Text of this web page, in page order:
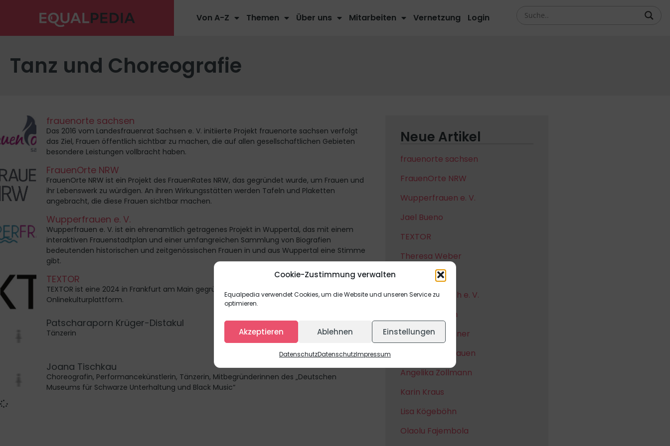
Cookie-Zustimmung verwalten
Equalpedia verwendet Cookies, um die Website und unseren Service zu
optimieren.
Akzeptieren Ablehnen Einstellungen
DatenschutzDatenschutzImpressum
Von A-Z Themen Über uns Mitarbeiten Vernetzung Login
Tanz und Choreografie
frauenorte sachsen
Das 2016 vom Landesfrauenrat Sachsen e. V. initiierte Projekt frauenorte sachsen verfolgt
das Ziel, Frauen öffentlich sichtbar zu machen, die auf allen gesellschaftlichen Gebieten
besondere Leistungen vollbracht haben.
FrauenOrte NRW
FrauenOrte NRW ist ein Projekt des FrauenRates NRW, das gegründet wurde, um Frauen und
ihr Lebenswerk zu würdigen. An ihren Wirkungsstätten werden Tafeln und Plaketten
angebracht, die diese Frauen sichtbar machen.
Wupperfrauen e. V.
Wupperfrauen e. V. ist ein ehrenamtlich getragenes Projekt in Wuppertal, das mit einem
interaktiven Frauenstadtplan und einer umfangreichen Sammlung von Biografien
bedeutenden historischen und zeitgenössischen Frauen in und aus Wuppertal eine Stimme
gibt.
TEXTOR
TEXTOR ist eine 2024 in Frankfurt am Main gegründete, unabhängige
Onlinekulturplattform.
Patscharaporn Krüger-Distakul
Tänzerin
Joana Tischkau
Choreografin, Performancekünstlerin, Tänzerin, Mitbegründerinnen des „Deutschen
Museums für Schwarze Unterhaltung und Black Music“
Neue Artikel
frauenorte sachsen
FrauenOrte NRW
Wupperfrauen e. V.
Jael Bueno
TEXTOR
Theresa Weber
Melina Borčak
Women in Tech e. V.
Monika Bilstein
Elisabeth Lechner
#InnovativeFrauen
Angelika Zollmann
Karin Kraus
Lisa Kögeböhn
Olaolu Fajembola